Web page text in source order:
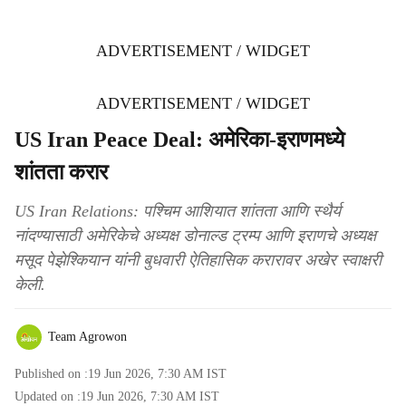
ADVERTISEMENT / WIDGET
ADVERTISEMENT / WIDGET
US Iran Peace Deal: अमेरिका-इराणमध्ये
शांतता करार
US Iran Relations: पश्चिम आशियात शांतता आणि स्थैर्य
नांदण्यासाठी अमेरिकेचे अध्यक्ष डोनाल्ड ट्रम्प आणि इराणचे अध्यक्ष
मसूद पेझेश्कियान यांनी बुधवारी ऐतिहासिक करारावर अखेर स्वाक्षरी
केली.
Team Agrowon
Published on :19 Jun 2026, 7:30 AM IST
Updated on :19 Jun 2026, 7:30 AM IST